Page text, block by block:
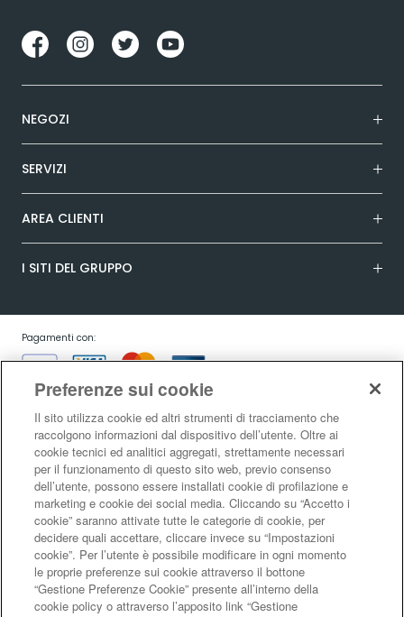
NEGOZI
SERVIZI
AREA CLIENTI
I SITI DEL GRUPPO
Pagamenti con:
Garanzia:
Condizioni generali di vendita |Condizioni d’uso del sito|Informativa sulla
risoluzione alternativa controversie consumatori - ADR/ODR
Informativa
sulla privacy |Informativa sulla garanzia legale di conformità|Informativa
sul diritto di recesso| Informativa sul RAEE|Informativa sui cookie
di Autoregolamentazione Netcomm |Netcomm Spazio Consumatori
Preferenze sui cookie
Il sito utilizza cookie ed altri strumenti di tracciamento che
raccolgono informazioni dal dispositivo dell’utente. Oltre ai
cookie tecnici ed analitici aggregati, strettamente necessari
per il funzionamento di questo sito web, previo consenso
dell’utente, possono essere installati cookie di profilazione e
marketing e cookie dei social media. Cliccando su “Accetto i
cookie” saranno attivate tutte le categorie di cookie, per
decidere quali accettare, cliccare invece su “Impostazioni
cookie”. Per l’utente è possibile modificare in ogni momento
le proprie preferenze sui cookie attraverso il bottone
“Gestione Preferenze Cookie” presente all’interno della
cookie policy o attraverso l’apposito link “Gestione